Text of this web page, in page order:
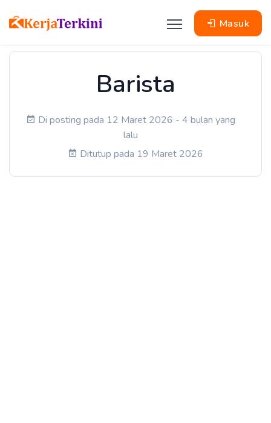
Masuk
Barista
Di posting pada 12 Maret 2026 - 4 bulan yang
lalu
Ditutup pada 19 Maret 2026